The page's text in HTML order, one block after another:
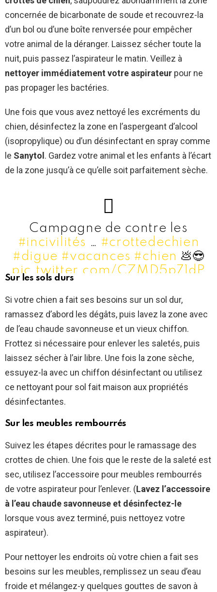
concernée de bicarbonate de soude et recouvrez-la
d’un bol ou d’une boîte renversée pour empêcher
votre animal de la déranger. Laissez sécher toute la
nuit, puis passez l’aspirateur le matin. Veillez à
nettoyer immédiatement votre aspirateur pour ne
pas propager les bactéries.
Une fois que vous avez nettoyé les excréments du
chien, désinfectez la zone en l’aspergeant d’alcool
(isopropylique) ou d’un désinfectant en spray comme
le Sanytol . Gardez votre animal et les enfants à l’écart
de la zone jusqu’à ce qu’elle soit parfaitement sèche.
Campagne de contre les
#incivilités … #crottedechien
#digue #vacances #chien 💩😎
pic.twitter.com/CZMD5p71dP
— CHAUNU
(@EmmanuelChaunu)
August
13, 2021
Sur les sols durs
Si votre chien a fait ses besoins sur un sol dur,
ramassez d’abord les dégâts, puis lavez la zone avec
de l’eau chaude savonneuse et un vieux chiffon.
Frottez si nécessaire pour enlever les saletés, puis
laissez sécher à l’air libre. Une fois la zone sèche,
essuyez-la avec un chiffon désinfectant ou utilisez
ce nettoyant pour sol fait maison aux propriétés
désinfectantes.
Sur les meubles rembourrés
Suivez les étapes décrites pour le ramassage des
crottes de chien. Une fois que le reste de la saleté est
sec, utilisez l’accessoire pour meubles rembourrés
de votre aspirateur pour l’enlever. (Lavez l’accessoire
à l’eau chaude savonneuse et désinfectez-le
lorsque vous avez terminé, puis nettoyez votre
aspirateur).
Pour nettoyer les endroits où votre chien a fait ses
besoins sur les meubles, remplissez un seau d’eau
froide et mélangez-y quelques gouttes de savon à